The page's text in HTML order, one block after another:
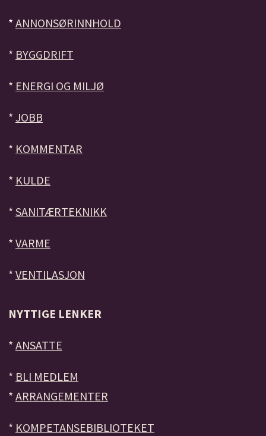
* ANNONSØRINNHOLD
* BYGGDRIFT
* ENERGI OG MILJØ
* JOBB
* KOMMENTAR
* KULDE
* SANITÆRTEKNIKK
* VARME
* VENTILASJON
NYTTIGE LENKER
* ANSATTE
* BLI MEDLEM
* ARRANGEMENTER
* KOMPETANSEBIBLIOTEKET